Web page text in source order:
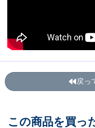
戻っ
この商品を買っ